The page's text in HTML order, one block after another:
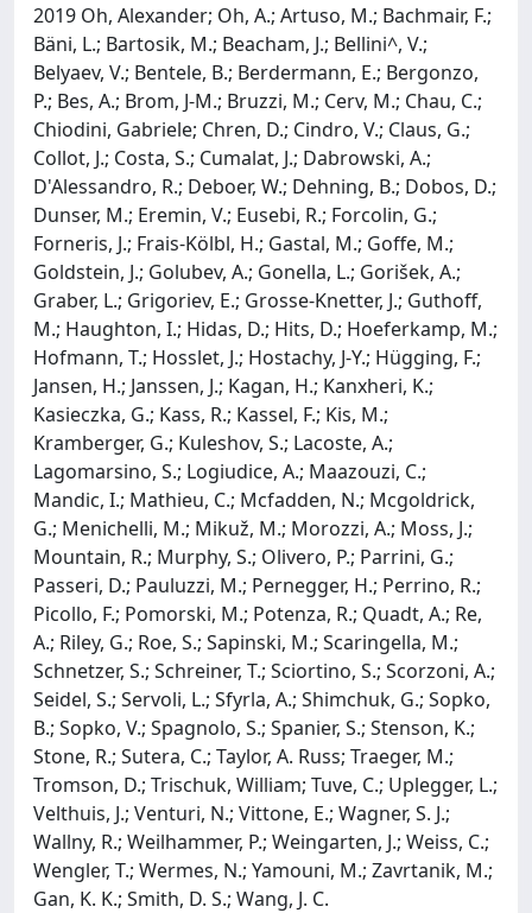
2019 Oh, Alexander; Oh, A.; Artuso, M.; Bachmair, F.;
Bäni, L.; Bartosik, M.; Beacham, J.; Bellini^, V.;
Belyaev, V.; Bentele, B.; Berdermann, E.; Bergonzo,
P.; Bes, A.; Brom, J-M.; Bruzzi, M.; Cerv, M.; Chau, C.;
Chiodini, Gabriele; Chren, D.; Cindro, V.; Claus, G.;
Collot, J.; Costa, S.; Cumalat, J.; Dabrowski, A.;
D'Alessandro, R.; Deboer, W.; Dehning, B.; Dobos, D.;
Dunser, M.; Eremin, V.; Eusebi, R.; Forcolin, G.;
Forneris, J.; Frais-Kölbl, H.; Gastal, M.; Goffe, M.;
Goldstein, J.; Golubev, A.; Gonella, L.; Gorišek, A.;
Graber, L.; Grigoriev, E.; Grosse-Knetter, J.; Guthoff,
M.; Haughton, I.; Hidas, D.; Hits, D.; Hoeferkamp, M.;
Hofmann, T.; Hosslet, J.; Hostachy, J-Y.; Hügging, F.;
Jansen, H.; Janssen, J.; Kagan, H.; Kanxheri, K.;
Kasieczka, G.; Kass, R.; Kassel, F.; Kis, M.;
Kramberger, G.; Kuleshov, S.; Lacoste, A.;
Lagomarsino, S.; Logiudice, A.; Maazouzi, C.;
Mandic, I.; Mathieu, C.; Mcfadden, N.; Mcgoldrick,
G.; Menichelli, M.; Mikuž, M.; Morozzi, A.; Moss, J.;
Mountain, R.; Murphy, S.; Olivero, P.; Parrini, G.;
Passeri, D.; Pauluzzi, M.; Pernegger, H.; Perrino, R.;
Picollo, F.; Pomorski, M.; Potenza, R.; Quadt, A.; Re,
A.; Riley, G.; Roe, S.; Sapinski, M.; Scaringella, M.;
Schnetzer, S.; Schreiner, T.; Sciortino, S.; Scorzoni, A.;
Seidel, S.; Servoli, L.; Sfyrla, A.; Shimchuk, G.; Sopko,
B.; Sopko, V.; Spagnolo, S.; Spanier, S.; Stenson, K.;
Stone, R.; Sutera, C.; Taylor, A. Russ; Traeger, M.;
Tromson, D.; Trischuk, William; Tuve, C.; Uplegger, L.;
Velthuis, J.; Venturi, N.; Vittone, E.; Wagner, S. J.;
Wallny, R.; Weilhammer, P.; Weingarten, J.; Weiss, C.;
Wengler, T.; Wermes, N.; Yamouni, M.; Zavrtanik, M.;
Gan, K. K.; Smith, D. S.; Wang, J. C.